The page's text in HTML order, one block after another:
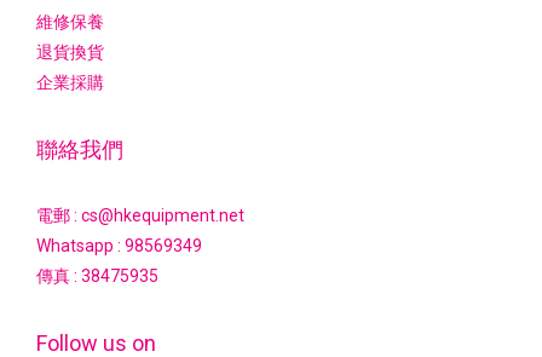
維修保養
退貨換貨
企業採購
聯絡我們
電郵 : cs@hkequipment.net
Whatsapp : 98569349
傳真 : 38475935
Follow us on